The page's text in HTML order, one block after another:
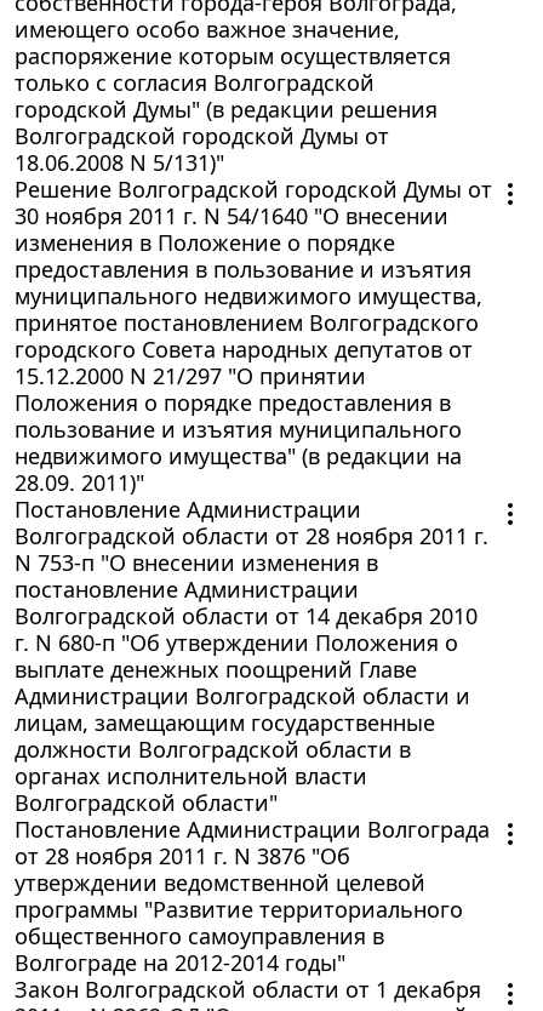
имеющего особо важное значение,
распоряжение которым осуществляется
только с согласия Волгоградской
городской Думы" (в редакции решения
Волгоградской городской Думы от
18.06.2008 N 5/131)"
Решение Волгоградской городской Думы от
30 ноября 2011 г. N 54/1640 "О внесении
изменения в Положение о порядке
предоставления в пользование и изъятия
муниципального недвижимого имущества,
принятое постановлением Волгоградского
городского Совета народных депутатов от
15.12.2000 N 21/297 "О принятии
Положения о порядке предоставления в
пользование и изъятия муниципального
недвижимого имущества" (в редакции на
28.09. 2011)"
Постановление Администрации
Волгоградской области от 28 ноября 2011 г.
N 753-п "О внесении изменения в
постановление Администрации
Волгоградской области от 14 декабря 2010
г. N 680-п "Об утверждении Положения о
выплате денежных поощрений Главе
Администрации Волгоградской области и
лицам, замещающим государственные
должности Волгоградской области в
органах исполнительной власти
Волгоградской области"
Постановление Администрации Волгограда
от 28 ноября 2011 г. N 3876 "Об
утверждении ведомственной целевой
программы "Развитие территориального
общественного самоуправления в
Волгограде на 2012-2014 годы"
Закон Волгоградской области от 1 декабря